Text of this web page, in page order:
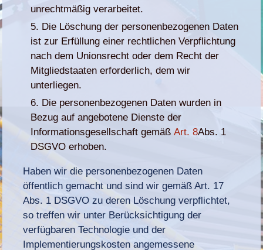
unrechtmäßig verarbeitet.
Die Löschung der personenbezogenen Daten
ist zur Erfüllung einer rechtlichen Verpflichtung
nach dem Unionsrecht oder dem Recht der
Mitgliedstaaten erforderlich, dem wir
unterliegen.
Die personenbezogenen Daten wurden in
Bezug auf angebotene Dienste der
Informationsgesellschaft gemäßArt. 8Abs. 1
DSGVO erhoben.
Haben wir die personenbezogenen Daten
öffentlich gemacht und sind wir gemäß Art. 17
Abs. 1 DSGVO zu deren Löschung verpflichtet,
so treffen wir unter Berücksichtigung der
verfügbaren Technologie und der
Implementierungskosten angemessene